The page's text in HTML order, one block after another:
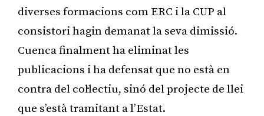
diverses formacions com ERC i la CUP al
consistori hagin demanat la seva dimissió.
Cuenca finalment ha eliminat les
publicacions i ha defensat que no està en
contra del col·lectiu, sinó del projecte de llei
que s’està tramitant a l’Estat.